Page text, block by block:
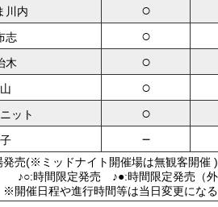
川内 ○
志 ○
木 ○
○
ット ○
－
売(※ミッドナイト開催場は無観客
♪○:時間限定発売 ♪●:時間限定発売
※開催日程や進行時間等は当日変更にな